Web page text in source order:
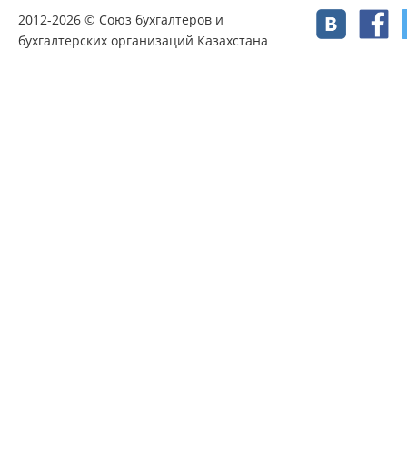
2012-2026 © Союз бухгалтеров и
бухгалтерских организаций Казахстана